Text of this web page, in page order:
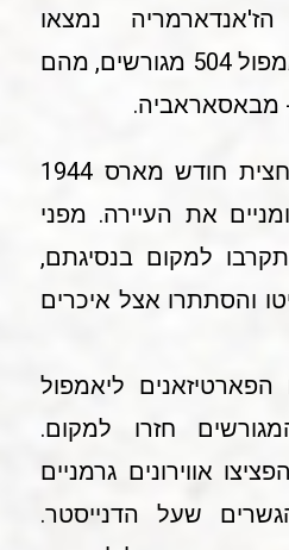
נמצאו
בספטמבר 1943 ביאמפול 504 מגורשים, מהם
במחצית חודש מארס 1944
את העיירה. מפני
למקום בנסיגתם,
והסתתרו אצל איכרים
הפארטיזאנים ליאמפול
חזרו למקום.
אווירונים גרמניים
שעל הדנייסטר.